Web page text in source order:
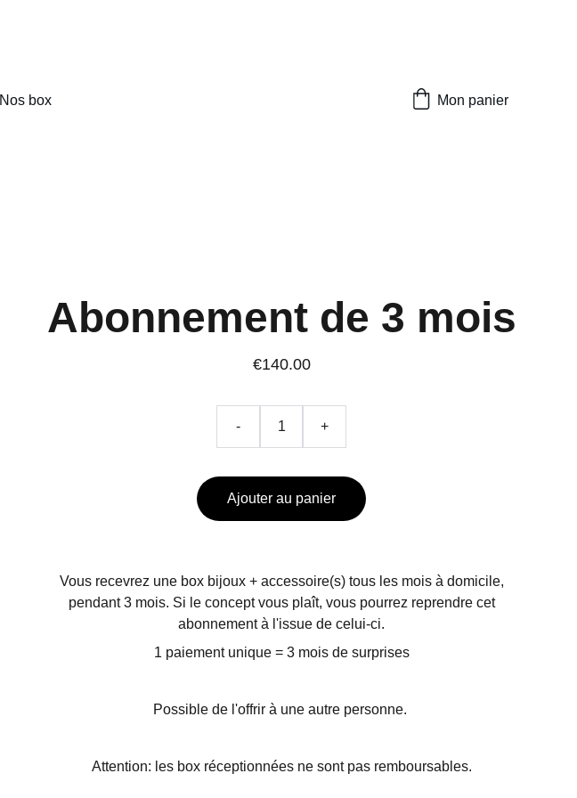
Nos box Mon panier
Abonnement de 3 mois
€140.00
- +
Ajouter au panier
Vous recevrez une box bijoux + accessoire(s) tous les mois à domicile,
pendant 3 mois. Si le concept vous plaît, vous pourrez reprendre cet
abonnement à l'issue de celui-ci.
1 paiement unique = 3 mois de surprises
Possible de l'offrir à une autre personne.
Attention: les box réceptionnées ne sont pas remboursables.